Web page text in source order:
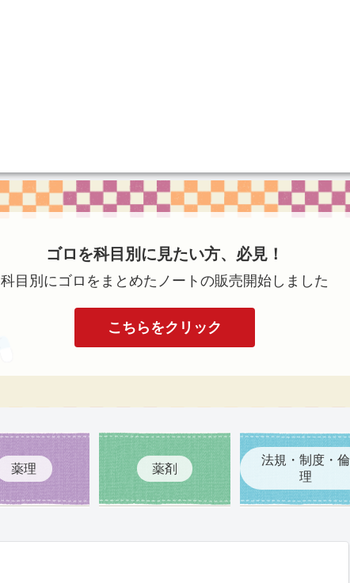
ゴロを科目別に見たい方、必見！
科目別にゴロをまとめたノートの販売開始しました
こちらをクリック
薬理 薬剤
法規・制度・倫
理